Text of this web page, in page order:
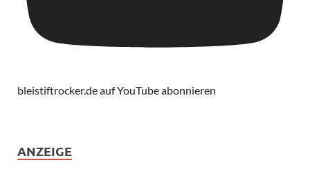
bleistiftrocker.de auf YouTube abonnieren
ANZEIGE